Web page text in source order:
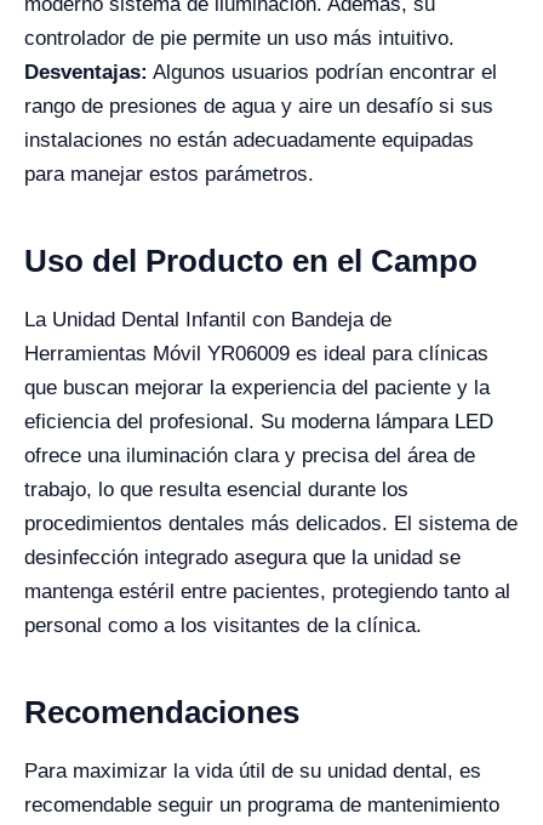
controlador de pie permite un uso más intuitivo.
Desventajas: Algunos usuarios podrían encontrar el
rango de presiones de agua y aire un desafío si sus
instalaciones no están adecuadamente equipadas
para manejar estos parámetros.
Uso del Producto en el Campo
La Unidad Dental Infantil con Bandeja de
Herramientas Móvil YR06009 es ideal para clínicas
que buscan mejorar la experiencia del paciente y la
eficiencia del profesional. Su moderna lámpara LED
ofrece una iluminación clara y precisa del área de
trabajo, lo que resulta esencial durante los
procedimientos dentales más delicados. El sistema de
desinfección integrado asegura que la unidad se
mantenga estéril entre pacientes, protegiendo tanto al
personal como a los visitantes de la clínica.
Recomendaciones
Para maximizar la vida útil de su unidad dental, es
recomendable seguir un programa de mantenimiento